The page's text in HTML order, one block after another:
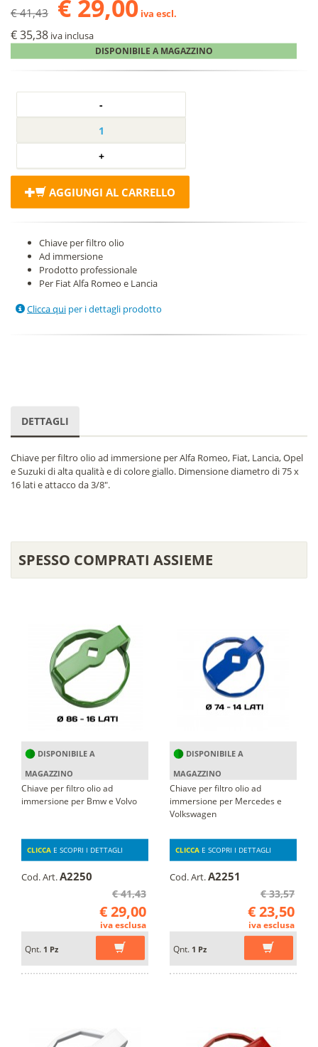
€ 41,43 € 29,00 iva escl.
€ 35,38 iva inclusa
DISPONIBILE A MAGAZZINO
AGGIUNGI AL CARRELLO
Chiave per filtro olio
Ad immersione
Prodotto professionale
Per Fiat Alfa Romeo e Lancia
Clicca qui per i dettagli prodotto
DETTAGLI
Chiave per filtro olio ad immersione per Alfa Romeo, Fiat, Lancia, Opel
e Suzuki di alta qualità e di colore giallo. Dimensione diametro di 75 x
16 lati e attacco da 3/8".
SPESSO COMPRATI ASSIEME
DISPONIBILE A
MAGAZZINO
Chiave per filtro olio ad
immersione per Bmw e Volvo
CLICCA E SCOPRI I DETTAGLI
Cod. Art.A2250
€ 41,43
€ 29,00
iva esclusa
Qnt. 1 Pz
DISPONIBILE A
MAGAZZINO
Chiave per filtro olio ad
immersione per Mercedes e
Volkswagen
CLICCA E SCOPRI I DETTAGLI
Cod. Art.A2251
€ 33,57
€ 23,50
iva esclusa
Qnt. 1 Pz